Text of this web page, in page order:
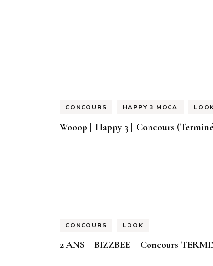
CONCOURS HAPPY 3 MOCA LOOK
Wooop || Happy 3 || Concours
CONCOURS LOOK
2 ANS – BIZZBEE – Concours